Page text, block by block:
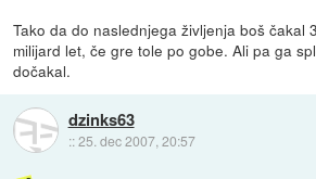
Tako da do naslednjega življenja boš čakal
milijard let, če gre tole po gobe. Ali pa ga
dočakal.
dzinks63
::25. dec 2007, 20:57